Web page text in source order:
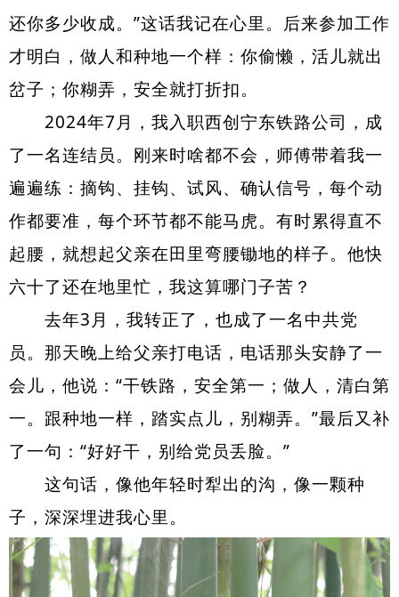
还你多少收成。”这话我记在心里。后来参加工作
才明白，做人和种地一个样：你偷懒，活儿就出
岔子；你糊弄，安全就打折扣。
2024年7月，我入职西创宁东铁路公司，成
了一名连结员。刚来时啥都不会，师傅带着我一
遍遍练：摘钩、挂钩、试风、确认信号，每个动
作都要准，每个环节都不能马虎。有时累得直不
起腰，就想起父亲在田里弯腰锄地的样子。他快
六十了还在地里忙，我这算哪门子苦？
去年3月，我转正了，也成了一名中共党
员。那天晚上给父亲打电话，电话那头安静了一
会儿，他说：“干铁路，安全第一；做人，清白第
一。跟种地一样，踏实点儿，别糊弄。”最后又补
了一句：“好好干，别给党员丢脸。”
这句话，像他年轻时犁出的沟，像一颗种
子，深深埋进我心里。